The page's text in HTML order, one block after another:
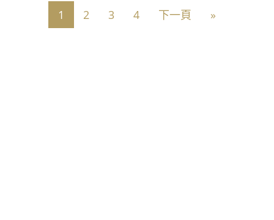
贏得了業界和消費者的追捧。
1 2 3 4 下一頁 »